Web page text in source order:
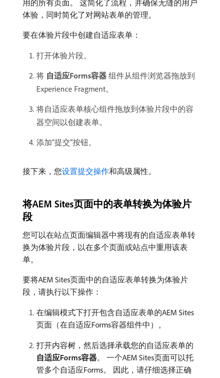
用的所有页面。 这简化了流程，并确保无缝的用户
体验，同时简化了对网站表单的管理。
要在体验片段中创建自适应表单：
打开体验片段。
将​ 自适应Forms容器 ​组件从组件浏览器拖放到
Experience Fragment。
将自适应表单核心组件拖放到体验片段中的容
器空间以创建表单。
添加“提交”按钮。
接下来，您设置提交操作和高级属性。
将AEM Sites页面中的表单转换为体验片
段
您可以在站点页面编辑器中将现有的自适应表单转
换为体验片段，以在多个页面或站点中重用该表
单。
要将AEM Sites页面中的自适应表单转换为体验片
段，请执行以下操作：
在编辑模式下打开包含自适应表单的AEM Sites
页面（在自适应Forms容器组件中）。
打开内容树，然后选择承载您的自适应表单的​
自适应Forms容器。 一个AEM Sites页面可以托
管多个自适应Forms。 因此，请仔细选择正确